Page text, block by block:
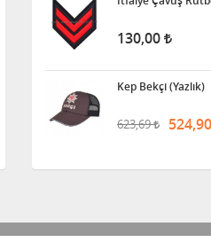
130,00
Kep Bekçi (Yazlık)
623,69 524,90